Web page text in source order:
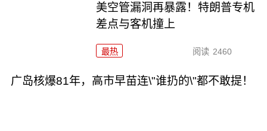
美空管漏洞再暴露！特朗普专机
差点与客机撞上
最热 阅读 2460
广岛核爆81年，高市早苗连\"谁扔的\"都不敢提！